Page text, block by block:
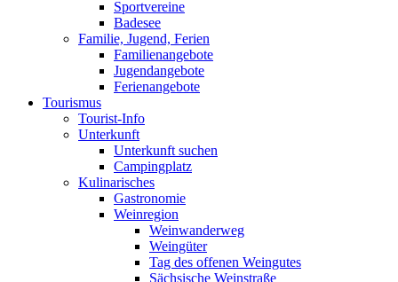
Sportvereine
Badesee
Familie, Jugend, Ferien
Familienangebote
Jugendangebote
Ferienangebote
Tourismus
Tourist-Info
Unterkunft
Unterkunft suchen
Campingplatz
Kulinarisches
Gastronomie
Weinregion
Weinwanderweg
Weingüter
Tag des offenen Weingutes
Sächsische Weinstraße